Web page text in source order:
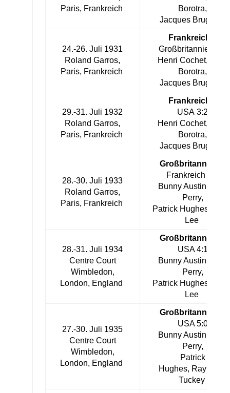
Paris, Frankreich
Borotra,
Jacques Brugnon
24.-26. Juli 1931
Roland Garros,
Paris, Frankreich
Frankreich
Großbritannien 3:2
Henri Cochet, Jean
Borotra,
Jacques Brugnon
29.-31. Juli 1932
Roland Garros,
Paris, Frankreich
Frankreich
USA 3:2
Henri Cochet, Jean
Borotra,
Jacques Brugnon
28.-30. Juli 1933
Roland Garros,
Paris, Frankreich
Großbritannien
Frankreich 3:2
Bunny Austin, Fred
Perry,
Patrick Hughes,
Lee
28.-31. Juli 1934
Centre Court
Wimbledon,
London, England
Großbritannien
USA 4:1
Bunny Austin, Fred
Perry,
Patrick Hughes,
Lee
27.-30. Juli 1935
Centre Court
Wimbledon,
London, England
Großbritannien
USA 5:0
Bunny Austin, Fred
Perry,
Patrick
Hughes, Raymond
Tuckey